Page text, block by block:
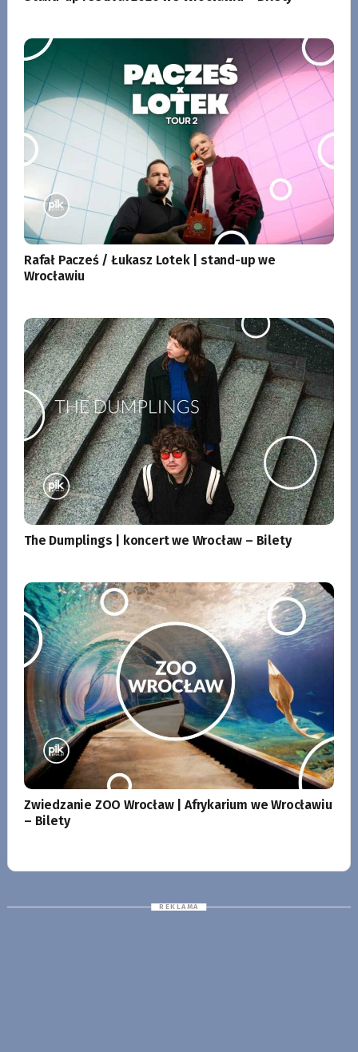
Rafał Pacześ / Łukasz Lotek | stand-up we
Wrocławiu
The Dumplings | koncert we Wrocław – Bilety
Zwiedzanie ZOO Wrocław | Afrykarium we Wrocławiu
– Bilety